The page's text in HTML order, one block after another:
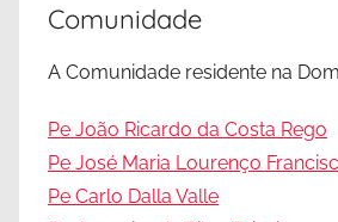
Comunidade
A Comunidade residente na
Pe João Ricardo da Costa Rego
Pe José Maria Lourenço
Pe Carlo Dalla Valle